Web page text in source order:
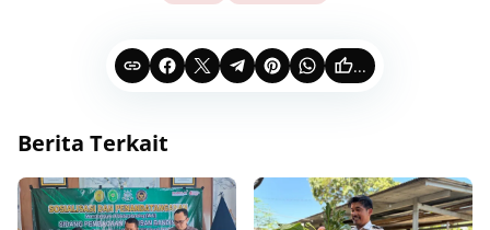
...
Berita Terkait